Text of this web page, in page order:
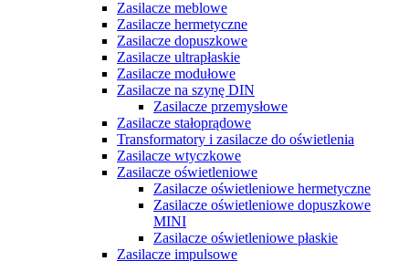
Zasilacze meblowe
Zasilacze hermetyczne
Zasilacze dopuszkowe
Zasilacze ultrapłaskie
Zasilacze modułowe
Zasilacze na szynę DIN
Zasilacze przemysłowe
Zasilacze stałoprądowe
Transformatory i zasilacze do oświetlenia
Zasilacze wtyczkowe
Zasilacze oświetleniowe
Zasilacze oświetleniowe hermetyczne
Zasilacze oświetleniowe dopuszkowe
MINI
Zasilacze oświetleniowe płaskie
Zasilacze impulsowe